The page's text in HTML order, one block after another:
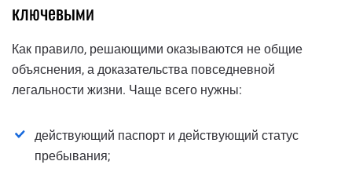
ключевыми
Как правило, решающими оказываются не общие
объяснения, а доказательства повседневной
легальности жизни. Чаще всего нужны:
действующий паспорт и действующий статус
пребывания;